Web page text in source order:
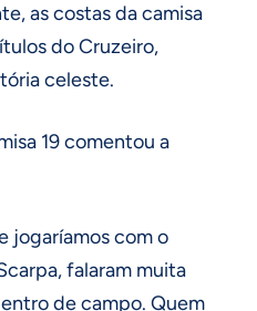
as costas da camisa
do Cruzeiro,
celeste.
19 comentou a
jogaríamos com o
falaram muita
de campo. Quem